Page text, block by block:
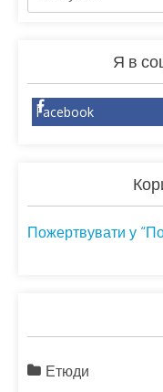
Я в
Facebook
Пожертвувати у
Етюди